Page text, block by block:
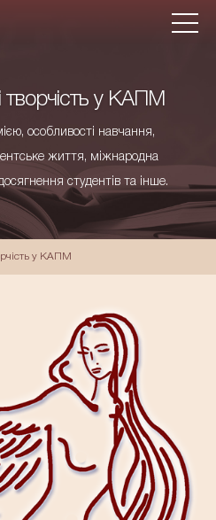
творчість у КАПМ
особливості навчання,
життя, міжнародна
студентів та інше.
у КАПМ